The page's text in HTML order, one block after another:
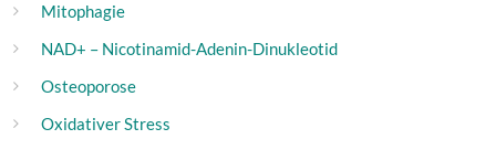
Mitophagie
NAD+ – Nicotinamid-Adenin-Dinukleotid
Osteoporose
Oxidativer Stress